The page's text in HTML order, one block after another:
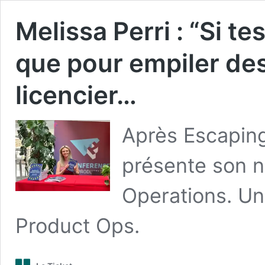
Melissa Perri : “Si
que pour empiler
licencier…
Après
présente son
Operations.
Product Ops.